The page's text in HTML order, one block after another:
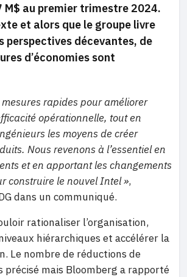
M$ au premier trimestre 2024.
et alors que le groupe livre
perspectives décevantes, de
d’économies sont
rapides pour améliorer
opérationnelle, tout en
les moyens de créer
Nous revenons à l’essentiel en
et en apportant les changements
construire le nouvel Intel »,
dans un communiqué.
rationaliser l’organisation,
hiérarchiques et accélérer la
Le nombre de réductions de
précisé mais Bloomberg a rapporté